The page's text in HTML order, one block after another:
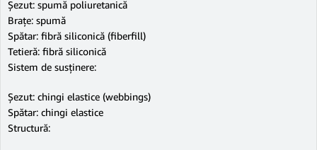
Șezut: spumă poliuretanică
Brațe: spumă
Spătar: fibră siliconică (fiberfill)
Tetieră: fibră siliconică
Sistem de susținere:
Șezut: chingi elastice (webbings)
Spătar: chingi elastice
Structură: